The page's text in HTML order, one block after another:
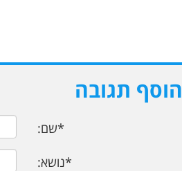
הוסף תגובה
*שם:
*נושא: